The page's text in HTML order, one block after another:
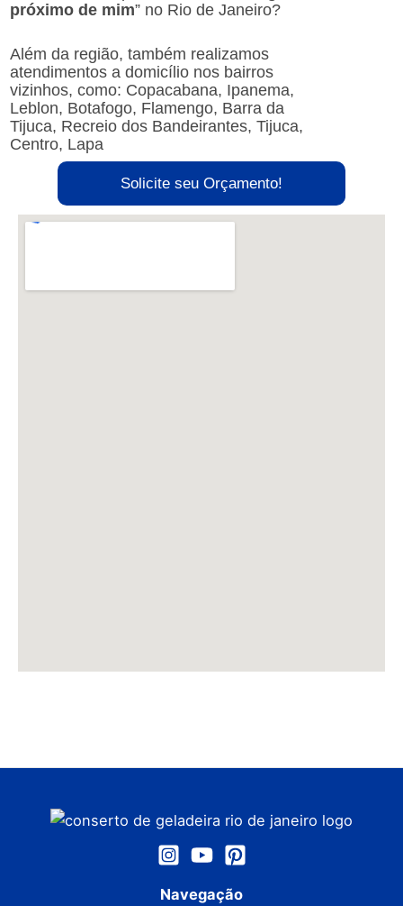
próximo de mim” no Rio de Janeiro?
Além da região, também realizamos
atendimentos a domicílio nos bairros
vizinhos, como: Copacabana, Ipanema,
Leblon, Botafogo, Flamengo, Barra da
Tijuca, Recreio dos Bandeirantes, Tijuca,
Centro, Lapa
Solicite seu Orçamento!
Navegação